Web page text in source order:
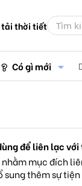
tải thời tiết
Có gì mới
để liên lạc
mục đích
thêm sự